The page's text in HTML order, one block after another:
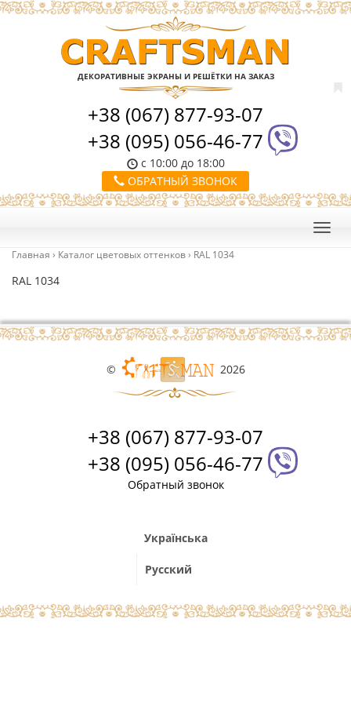
ДЕКОРАТИВНЫЕ ЭКРАНЫ И РЕШЁТКИ НА ЗАКАЗ
+38 (067) 877-93-07
+38 (095) 056-46-77
с 10:00 до 18:00
ОБРАТНЫЙ ЗВОНОК
Главная › Каталог цветовых оттенков› RAL 1034
RAL 1034
© 2026
+38 (067) 877-93-07
+38 (095) 056-46-77
Обратный звонок
Українська
Русский